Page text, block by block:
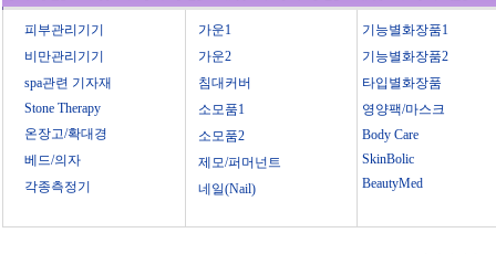
피부관리기기
비만관리기기
spa관련 기자재
Stone Therapy
온장고/확대경
베드/의자
각종측정기
가운1
가운2
침대커버
소모품1
소모품2
제모/퍼머넌트
네일(Nail)
기능별화장품1
기능별화장품2
타입별화장품
영양팩/마스크
Body Care
SkinBolic
BeautyMed